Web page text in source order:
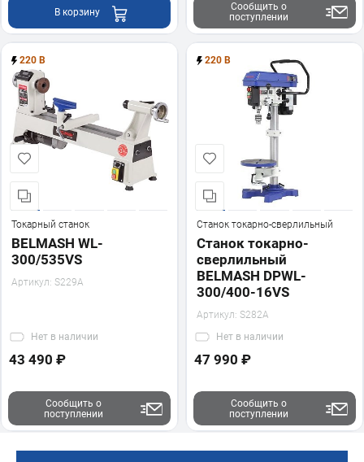
В корзину
Сообщить о
поступлении
220 В
Токарный станок
BELMASH WL-
300/535VS
Артикул: S229A
Нет в наличии
43 490 ₽
Сообщить о
поступлении
220 В
Станок токарно-сверлильный
Станок токарно-
сверлильный
BELMASH DPWL-
300/400-16VS
Артикул: S282A
Нет в наличии
47 990 ₽
Сообщить о
поступлении